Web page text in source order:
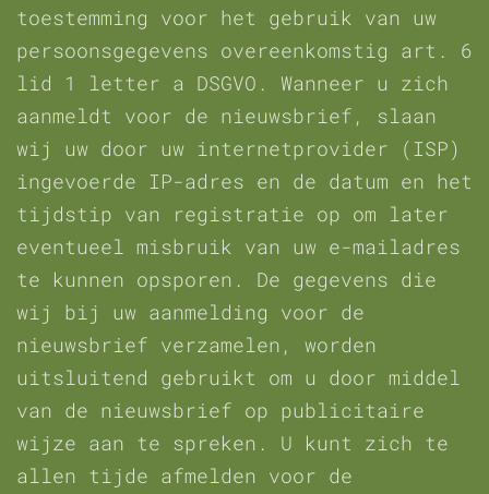
toestemming voor het gebruik van uw
persoonsgegevens overeenkomstig art. 6
lid 1 letter a DSGVO. Wanneer u zich
aanmeldt voor de nieuwsbrief, slaan
wij uw door uw internetprovider (ISP)
ingevoerde IP-adres en de datum en het
tijdstip van registratie op om later
eventueel misbruik van uw e-mailadres
te kunnen opsporen. De gegevens die
wij bij uw aanmelding voor de
nieuwsbrief verzamelen, worden
uitsluitend gebruikt om u door middel
van de nieuwsbrief op publicitaire
wijze aan te spreken. U kunt zich te
allen tijde afmelden voor de